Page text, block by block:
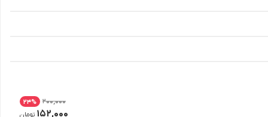
200,000
24%
152,000 تومان